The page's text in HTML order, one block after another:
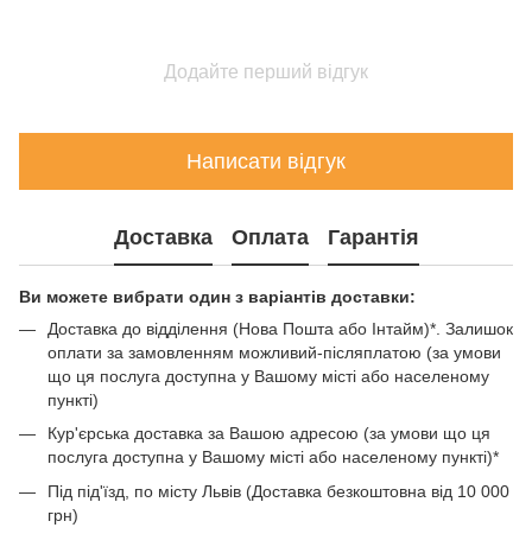
Додайте перший відгук
Написати відгук
Доставка Оплата Гарантія
Ви можете вибрати один з варіантів доставки:
Доставка до відділення (Нова Пошта або Інтайм)*. Залишок
оплати за замовленням можливий-післяплатою (за умови
що ця послуга доступна у Вашому місті або населеному
пункті)
Кур'єрська доставка за Вашою адресою (за умови що ця
послуга доступна у Вашому місті або населеному пункті)*
Під під'їзд, по місту Львів (Доставка безкоштовна від 10 000
грн)